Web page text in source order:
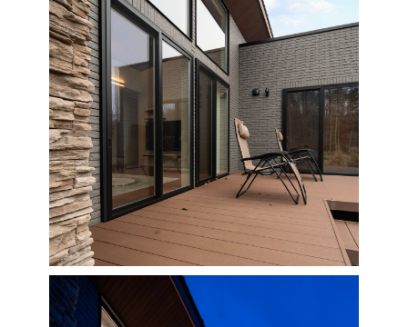
福島
石川
福井
千葉
茨城
栃木
群馬
静岡
三重
京都
兵庫
奈良
滋賀
和歌山
岡山
香川
愛媛
鳥取
島根
広島
山口
九州
福岡
佐賀
熊本
大分
宮崎
鹿児島
分譲マンション
※現住所のある都道府県以外の建築予定地の方でも
現住所の有るお近
くの展示場又は店舗にお問合せください。移住の計画の方もご相談対
応します。お気軽にご相談ください。
福島県
郡山
福島
いわき
会津
石川県
金沢
福井県
福井
埼玉県
埼玉
所沢
千葉県
千葉
茨城県
水戸
栃木県
宇都宮
小山
群馬県
群馬
伊勢崎
静岡県
静岡
浜松
三重県
四日市
京都府
京都
兵庫県
姫路
奈良県
岡山県
岡山
香川県
高松
愛媛県
九州
福岡県
福岡
佐賀県
佐賀
熊本県
大分県
大分
宮崎県
宮崎
鹿児島県
鹿児島